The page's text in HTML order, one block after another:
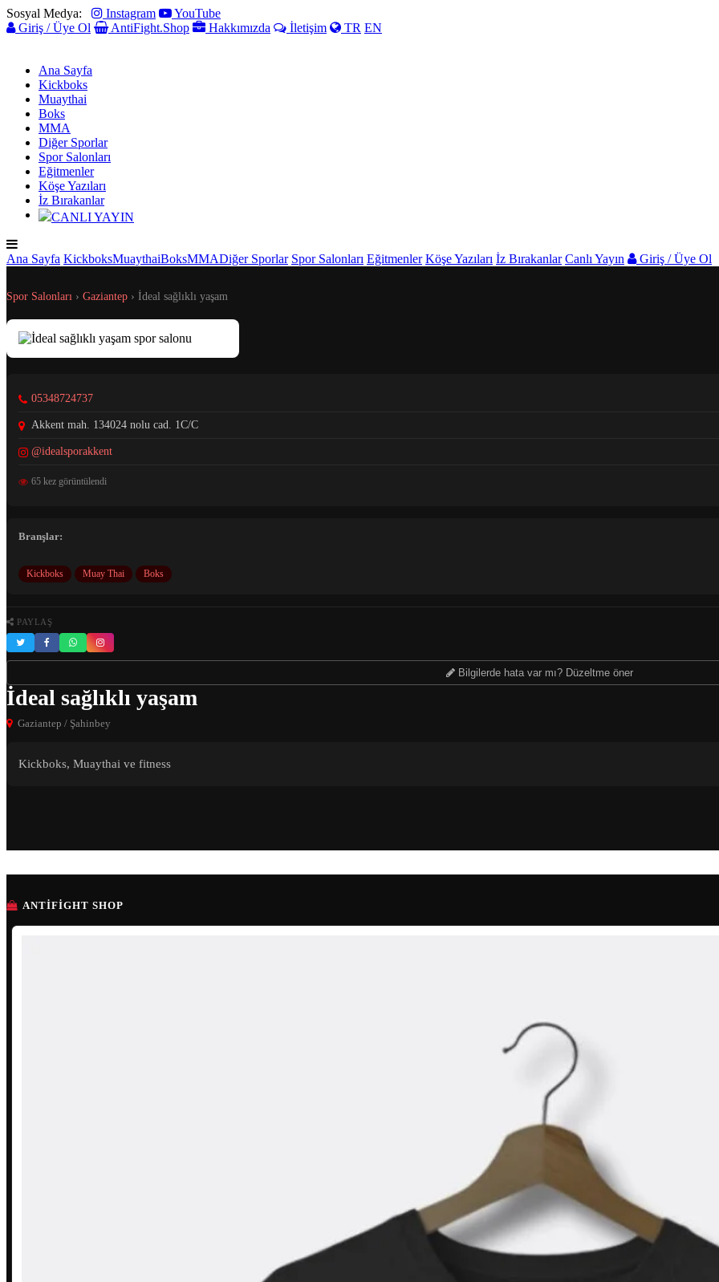
Sosyal Medya: Instagram
YouTube
Giriş / Üye Ol
AntiFight.Shop Hakkımızda İletişim TR EN
Ana Sayfa
Kickboks
Muaythai
Boks
MMA
Diğer Sporlar
Spor Salonları
Eğitmenler
Köşe Yazıları
İz Bırakanlar
CANLI YAYIN
Ana Sayfa KickboksMuaythaiBoksMMADiğer Sporlar Spor Salonları Eğitmenler Köşe Yazıları İz Bırakanlar Canlı Yayın Giriş / Üye Ol
Spor Salonları › Gaziantep › İdeal sağlıklı yaşam
05348724737
Akkent mah. 134024 nolu cad. 1C/C
@idealsporakkent
65 kez görüntülendi
Branşlar:
Kickboks Muay Thai Boks
PAYLAŞ
Bilgilerde hata var mı? Düzeltme öner
İdeal sağlıklı yaşam
Gaziantep / Şahinbey
Kickboks, Muaythai ve fitness
ANTIFIGHT SHOP